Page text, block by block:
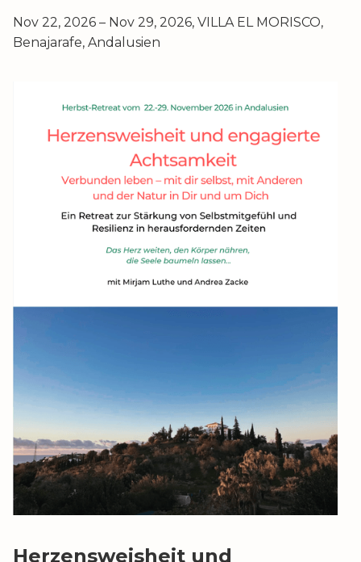
Nov 22, 2026 – Nov 29, 2026, VILLA EL MORISCO,
Benajarafe, Andalusien
Herzensweisheit und